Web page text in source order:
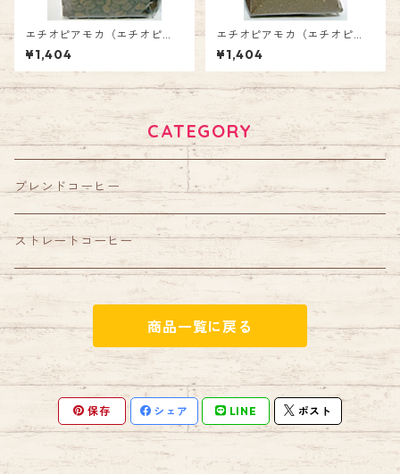
エチオピアモカ（エチオピ
ア）（豆）
¥1,404
エチオピアモカ（エチオピ
ア） （粉）
¥1,404
CATEGORY
ブレンドコーヒー
ストレートコーヒー
商品一覧に戻る
保存 シェア LINE ポスト